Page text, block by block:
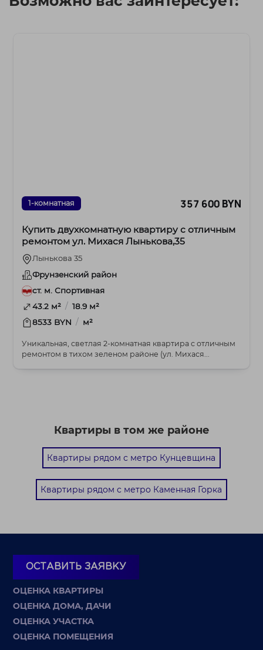
1-комнатная 357 600 BYN
Купить двухкомнатную квартиру с отличным
ремонтом ул. Михася Лынькова,35
Лынькова 35
Фрунзенский район
ст. м. Спортивная
43.2 м² / 18.9 м²
8533 BYN / м²
Уникальная, светлая 2-комнатная квартира с отличным
ремонтом в тихом зеленом районе (ул. Михася...
Квартиры в том же районе
Квартиры рядом с метро Кунцевщина
Квартиры рядом с метро Каменная Горка
ОСТАВИТЬ ЗАЯВКУ
ОЦЕНКА КВАРТИРЫ
ОЦЕНКА ДОМА, ДАЧИ
ОЦЕНКА УЧАСТКА
ОЦЕНКА ПОМЕЩЕНИЯ